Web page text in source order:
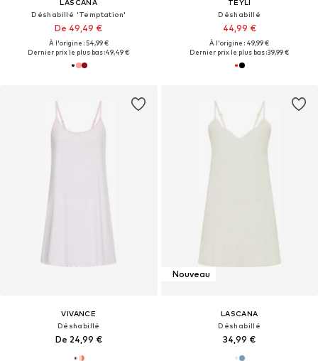
LASCANA
Déshabillé 'Temptation'
De 49,49 €
À l'origine : 54,99 €
Dernier prix le plus bas :49,49 €
TEYLI
Déshabillé
44,99 €
À l'origine : 49,99 €
Dernier prix le plus bas :39,99 €
VIVANCE
Déshabillé
De 24,99 €
Nouveau
LASCANA
Déshabillé
34,99 €